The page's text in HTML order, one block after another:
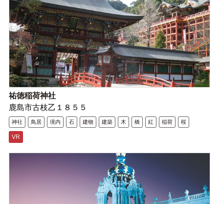
祐徳稲荷神社
鹿島市古枝乙１８５５
神社 鳥居 境内 石 建物 建築 木 橋 紅 稲荷 桜
VR